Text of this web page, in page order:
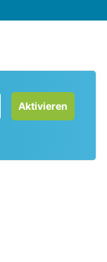
Aktivieren